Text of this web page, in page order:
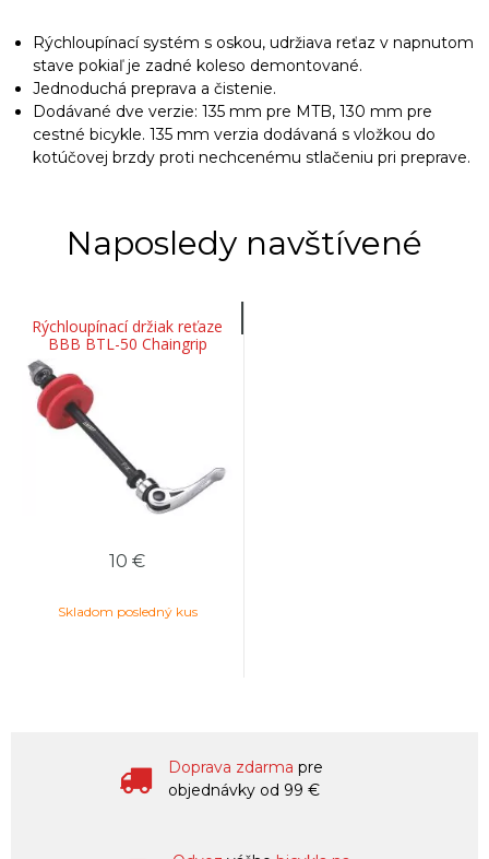
Rýchloupínací systém s oskou, udržiava reťaz v napnutom
stave pokiaľ je zadné koleso demontované.
Jednoduchá preprava a čistenie.
Dodávané dve verzie: 135 mm pre MTB, 130 mm pre
cestné bicykle. 135 mm verzia dodávaná s vložkou do
kotúčovej brzdy proti nechcenému stlačeniu pri preprave.
Naposledy navštívené
Rýchloupínací držiak reťaze
BBB BTL-50 Chaingrip
10 €
Skladom posledný kus
Doprava zdarma pre
objednávky od 99 €